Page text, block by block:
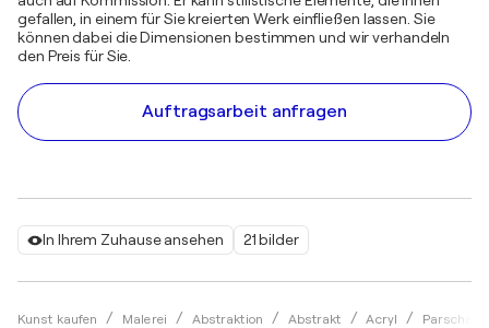
In Ihrem Zuhause ansehen 21 bilder
Kunst kaufen Malerei Abstraktion Abstrakt Acryl Parscha
gefallen, in einem für Sie kreierten Werk einfließen lassen. Sie
können dabei die Dimensionen bestimmen und wir verhandeln
den Preis für Sie.
Auftragsarbeit anfragen